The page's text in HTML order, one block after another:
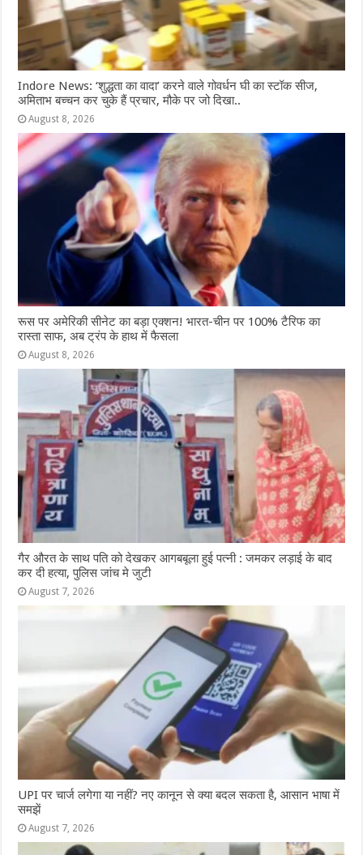
Indore News: ‘शुद्धता का वादा’ करने वाले गोवर्धन घी का स्टॉक सीज,
अमिताभ बच्चन कर चुके हैं प्रचार, मौके पर जो दिखा..
August 8, 2026
रूस पर अमेरिकी सीनेट का बड़ा एक्शन! भारत-चीन पर 100% टैरिफ का
रास्ता साफ, अब ट्रंप के हाथ में फैसला
August 8, 2026
गैर औरत के साथ पति को देखकर आगबबूला हुई पत्नी : जमकर लड़ाई के बाद
कर दी हत्या, पुलिस जांच मे जुटी
August 7, 2026
UPI पर चार्ज लगेगा या नहीं? नए कानून से क्या बदल सकता है, आसान भाषा में
समझें
August 7, 2026